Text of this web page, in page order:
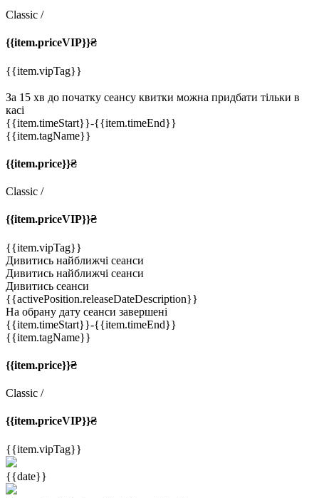
Classic /
{{item.priceVIP}}₴
{{item.vipTag}}
За 15 хв до початку сеансу квитки можна придбати тільки в
касі
{{item.timeStart}}-{{item.timeEnd}}
{{item.tagName}}
{{item.price}}₴
Classic /
{{item.priceVIP}}₴
{{item.vipTag}}
Дивитись найближчі сеанси
Дивитись найближчі сеанси
Дивитись сеанси
{{activePosition.releaseDateDescription}}
На обрану дату сеанси завершені
{{item.timeStart}}-{{item.timeEnd}}
{{item.tagName}}
{{item.price}}₴
Classic /
{{item.priceVIP}}₴
{{item.vipTag}}
{{date}}